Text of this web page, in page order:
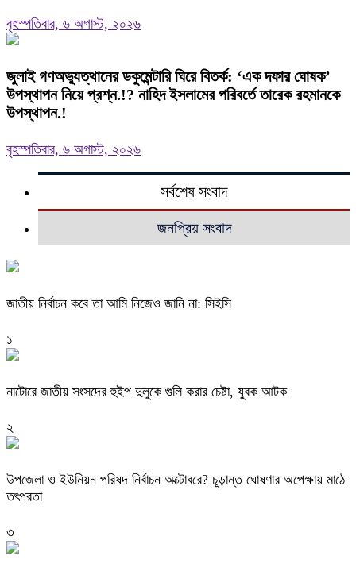
বৃহস্পতিবার, ৬ অগাস্ট, ২০২৬
‎জুলাই গণঅভ্যুত্থানের ডকুমেন্টারি ঘিরে বিতর্ক: ‘এক দফার ঘোষক’
উপস্থাপন নিয়ে প্রশ্ন.!? নাহিদ ইসলামের পরিবর্তে তারেক রহমানকে
উপস্থাপন.!
বৃহস্পতিবার, ৬ অগাস্ট, ২০২৬
সর্বশেষ সংবাদ
জনপ্রিয় সংবাদ
জাতীয় নির্বাচন কবে তা আমি নিজেও জানি না: সিইসি
১
নাটোরে জাতীয় সংসদের হুইপ দুলুকে গুলি করার চেষ্টা, যুবক আটক
২
উপজেলা ও ইউনিয়ন পরিষদ নির্বাচন অক্টোবরে? চূড়ান্ত ঘোষণার অপেক্ষায় মাঠে
তৎপরতা
৩